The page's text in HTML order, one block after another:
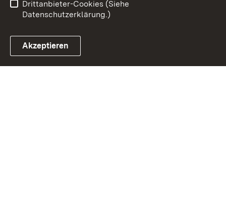
Drittanbieter-Cookies (Siehe
Datenschutzerklärung.)
Akzeptieren